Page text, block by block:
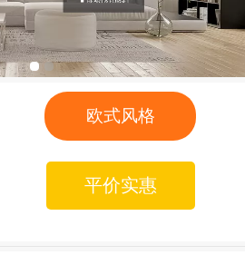
欧式风格
平价实惠